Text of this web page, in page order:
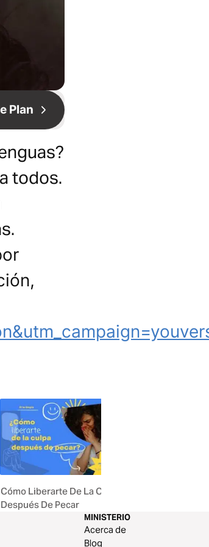
Plan
todos.
Cómo Liberarte De La Culpa
Después De Pecar
MINISTERIO
Acerca de
Blog